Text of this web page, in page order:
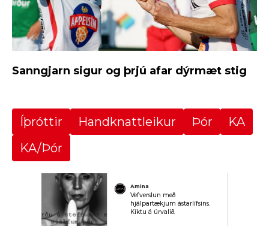
Sanngjarn sigur og þrjú afar dýrmæt stig
Íþróttir Handknattleikur Þór
KA
KA/Þór